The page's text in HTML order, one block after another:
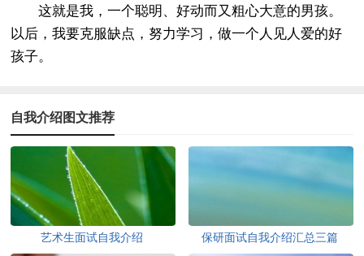
这就是我，一个聪明、好动而又粗心大意的男孩。
以后，我要克服缺点，努力学习，做一个人见人爱的好
孩子。
自我介绍图文推荐
艺术生面试自我介绍 保研面试自我介绍汇总三篇